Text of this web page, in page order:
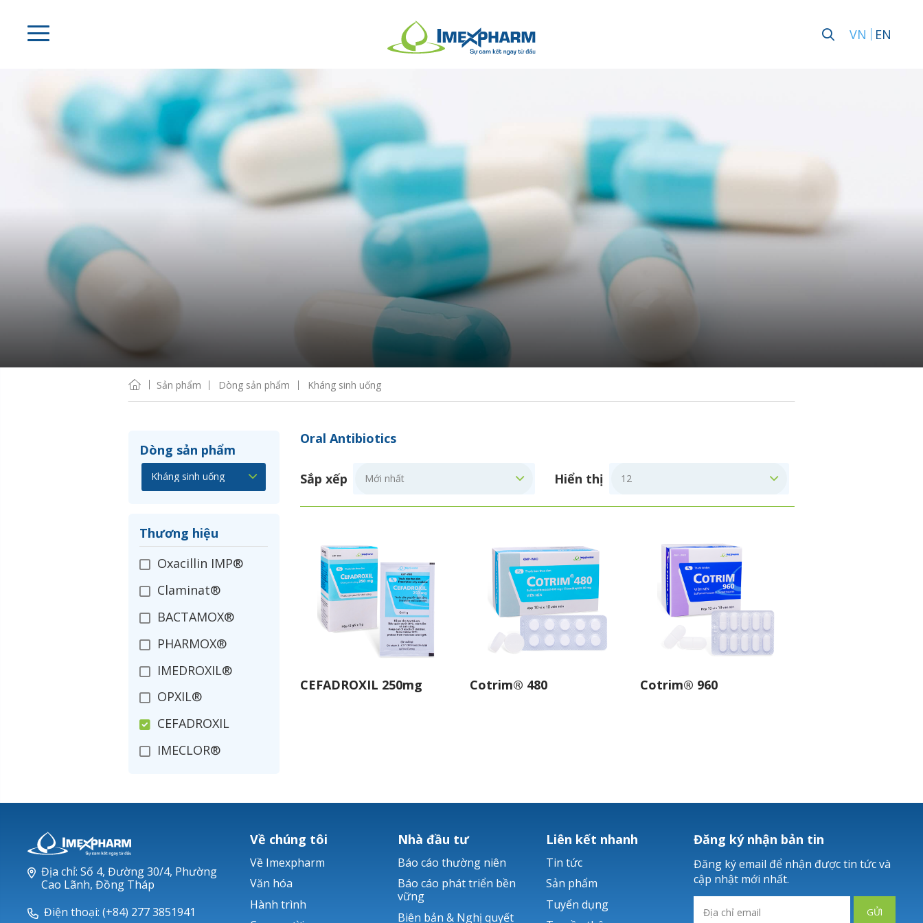
VN EN
Sản phẩm Dòng sản phẩm Kháng sinh uống
Dòng sản phẩm
Thương hiệu
Oxacillin IMP®
Claminat®
BACTAMOX®
PHARMOX®
IMEDROXIL®
OPXIL®
CEFADROXIL
IMECLOR®
IMEXIME®
CIPROFLOXACIN
OFLOXACIN
COTRIM®
Oral Antibiotics
Sắp xếp Hiển thị
CEFADROXIL 250mg Cotrim® 480 Cotrim® 960
Địa chỉ: Số 4, Đường 30/4, Phường
Cao Lãnh, Đồng Tháp
Điện thoại: (+84) 277 3851941
Về chúng tôi
Về Imexpharm
Văn hóa
Hành trình
Nhà đầu tư
Báo cáo thường niên
Báo cáo phát triển bền
vững
Biên bản & Nghị quyết
Liên kết nhanh
Tin tức
Sản phẩm
Tuyển dụng
Đăng ký nhận bản tin
Đăng ký email để nhận được tin tức và
cập nhật mới nhất.
GỬI